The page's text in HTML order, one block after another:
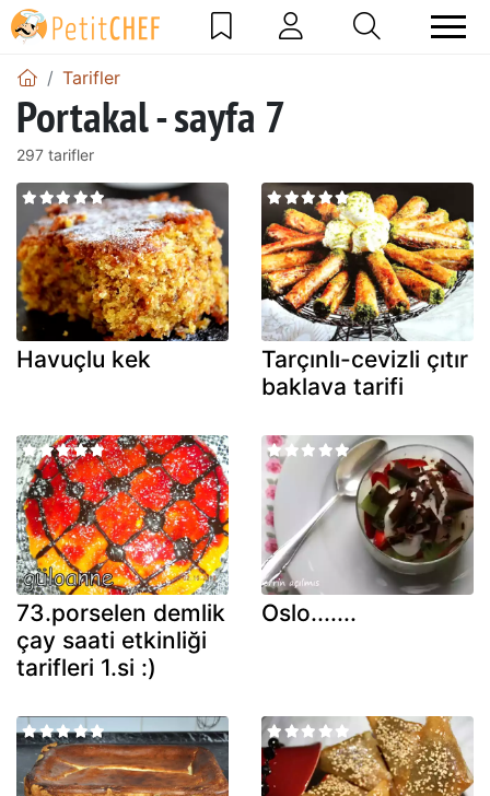
Tarifler
Portakal - sayfa 7
297 tarifler
Havuçlu kek
Tarçınlı-cevizli çıtır
baklava tarifi
73.porselen demlik
çay saati etkinliği
tarifleri 1.si :)
Oslo.......